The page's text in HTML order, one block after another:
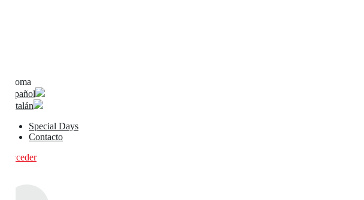
Idioma
Español
Catalán
Special Days
Contacto
Acceder